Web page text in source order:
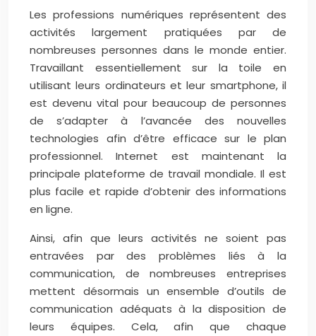
Les professions numériques représentent des
activités largement pratiquées par de
nombreuses personnes dans le monde entier.
Travaillant essentiellement sur la toile en
utilisant leurs ordinateurs et leur smartphone, il
est devenu vital pour beaucoup de personnes
de s’adapter à l’avancée des nouvelles
technologies afin d’être efficace sur le plan
professionnel. Internet est maintenant la
principale plateforme de travail mondiale. Il est
plus facile et rapide d’obtenir des informations
en ligne.
Ainsi, afin que leurs activités ne soient pas
entravées par des problèmes liés à la
communication, de nombreuses entreprises
mettent désormais un ensemble d’outils de
communication adéquats à la disposition de
leurs équipes. Cela, afin que chaque